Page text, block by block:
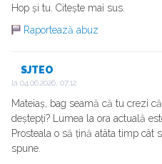
Hop și tu. Citește mai sus.
Raportează abuz
SJTEO
la 04.06.2026, 07:12
Mateiaș, bag seamă că tu crezi
deștepți? Lumea la ora actuală
Prosteala o să țină atâta timp cât
spune.